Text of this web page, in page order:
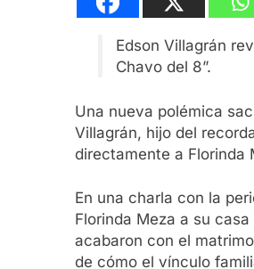
Edson Villagrán
Chavo del 8”.
Una nueva polémica
Villagrán, hijo del
directamente a Florinda
En una charla con la
Florinda Meza a su
acabaron con el
de cómo el vínculo